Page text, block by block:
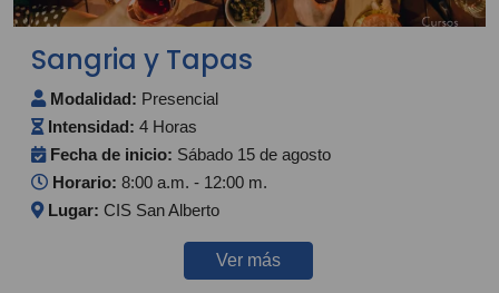
Sangria y Tapas
Modalidad: Presencial
Intensidad: 4 Horas
Fecha de inicio: Sábado 15 de agosto
Horario: 8:00 a.m. - 12:00 m.
Lugar: CIS San Alberto
Ver más